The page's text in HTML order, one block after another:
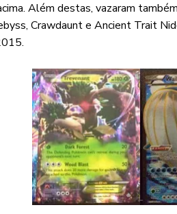
Além destas, vazaram
Crawdaunt e Ancient Trait